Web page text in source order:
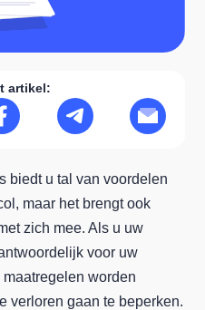
artikel:
biedt u tal van voordelen
maar het brengt ook
zich mee. Als u uw
voor uw
worden
verloren gaan te beperken.